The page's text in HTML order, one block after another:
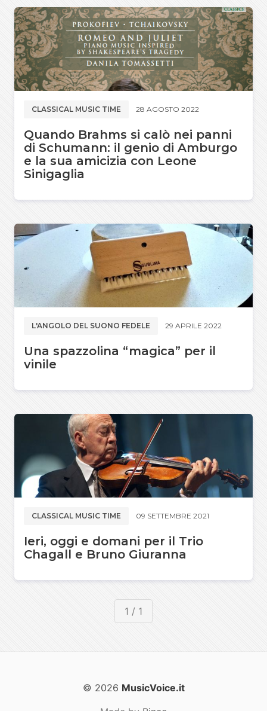
CLASSICAL MUSIC TIME 28 AGOSTO 2022
Quando Brahms si calò nei panni
di Schumann: il genio di Amburgo
e la sua amicizia con Leone
Sinigaglia
L'ANGOLO DEL SUONO FEDELE 29 APRILE 2022
Una spazzolina “magica” per il
vinile
CLASSICAL MUSIC TIME 09 SETTEMBRE 2021
Ieri, oggi e domani per il Trio
Chagall e Bruno Giuranna
1 / 1
© 2026 MusicVoice.it